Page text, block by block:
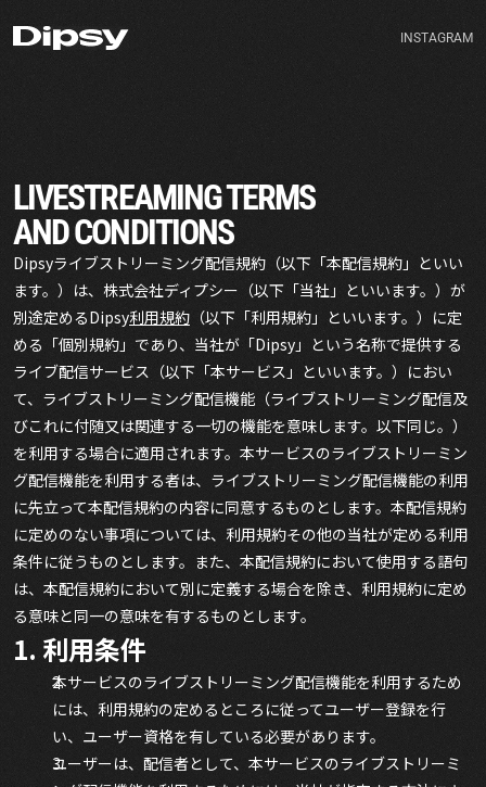
INSTAGRAM
LIVESTREAMING TERMS
AND CONDITIONS
Dipsyライブストリーミング配信規約（以下「本配信規約」といい
ます。）は、株式会社ディプシー（以下「当社」といいます。）が
別途定めるDipsy利用規約 （以下「利用規約」といいます。）に定
める「個別規約」であり、当社が「Dipsy」という名称で提供する
ライブ配信サービス（以下「本サービス」といいます。）におい
て、ライブストリーミング配信機能（ライブストリーミング配信及
びこれに付随又は関連する一切の機能を意味します。以下同じ。）
を利用する場合に適用されます。本サービスのライブストリーミン
グ配信機能を利用する者は、ライブストリーミング配信機能の利用
に先立って本配信規約の内容に同意するものとします。本配信規約
に定めのない事項については、利用規約その他の当社が定める利用
条件に従うものとします。また、本配信規約において使用する語句
は、本配信規約において別に定義する場合を除き、利用規約に定め
る意味と同一の意味を有するものとします。
1. 利用条件
本サービスのライブストリーミング配信機能を利用するため
には、利用規約の定めるところに従ってユーザー登録を行
い、ユーザー資格を有している必要があります。
ユーザーは、配信者として、本サービスのライブストリーミ